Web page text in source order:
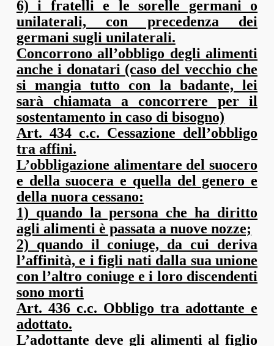
6) i fratelli e le sorelle germani o
unilaterali, con precedenza dei
germani sugli unilaterali.
Concorrono all’obbligo degli alimenti
anche i donatari (caso del vecchio che
si mangia tutto con la badante, lei
sarà chiamata a concorrere per il
sostentamento in caso di bisogno)
Art. 434 c.c. Cessazione dell’obbligo
tra affini.
L’obbligazione alimentare del suocero
e della suocera e quella del genero e
della nuora cessano:
1) quando la persona che ha diritto
agli alimenti è passata a nuove nozze;
2) quando il coniuge, da cui deriva
l’affinità, e i figli nati dalla sua unione
con l’altro coniuge e i loro discendenti
sono morti
Art. 436 c.c. Obbligo tra adottante e
adottato.
L’adottante deve gli alimenti al figlio